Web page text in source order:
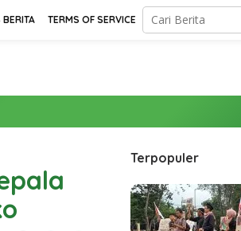
TERMS OF SERVICE
Terpopuler